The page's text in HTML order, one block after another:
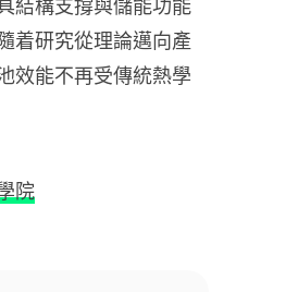
結構支撐與儲能功能
着研究從理論邁向產
效能不再受傳統熱學
院